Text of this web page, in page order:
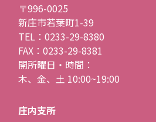
〒996-0025
新庄市若葉町1-39
TEL：0233-29-8380
FAX：0233-29-8381
開所曜日・時間：
木、金、土 10:00~19:00
庄内支所